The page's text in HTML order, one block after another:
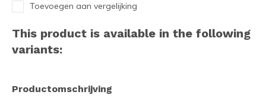
Toevoegen aan vergelijking
This product is available in the following
variants:
Productomschrijving